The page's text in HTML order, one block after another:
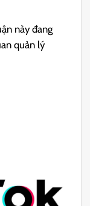
này đang
quản lý